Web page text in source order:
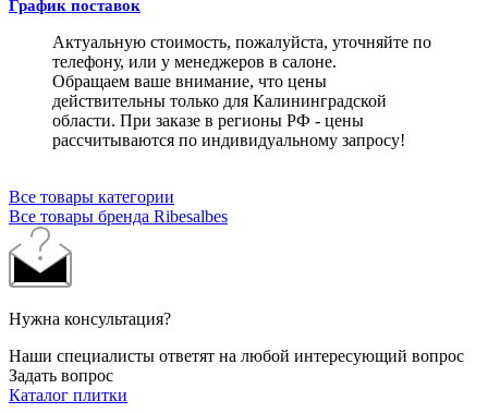
График поставок
Актуальную стоимость, пожалуйста, уточняйте по
телефону, или у менеджеров в салоне.
Обращаем ваше внимание, что цены
действительны только для Калининградской
области. При заказе в регионы РФ - цены
рассчитываются по индивидуальному запросу!
Все товары категории
Все товары бренда Ribesalbes
Нужна консультация?
Наши специалисты ответят на любой интересующий вопрос
Задать вопрос
Каталог плитки